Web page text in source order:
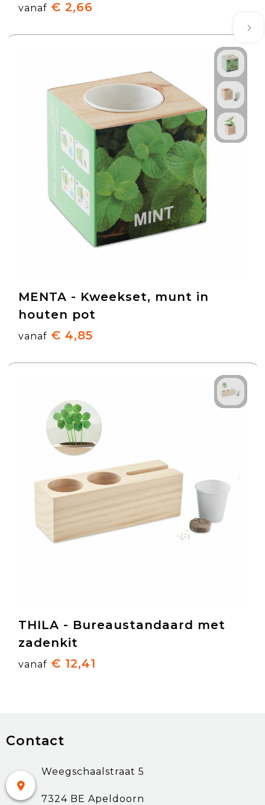
vanaf € 2,66
MENTA - Kweekset, munt in
houten pot
vanaf € 4,85
THILA - Bureaustandaard met
zadenkit
vanaf € 12,41
Contact
Weegschaalstraat 5
7324 BE Apeldoorn